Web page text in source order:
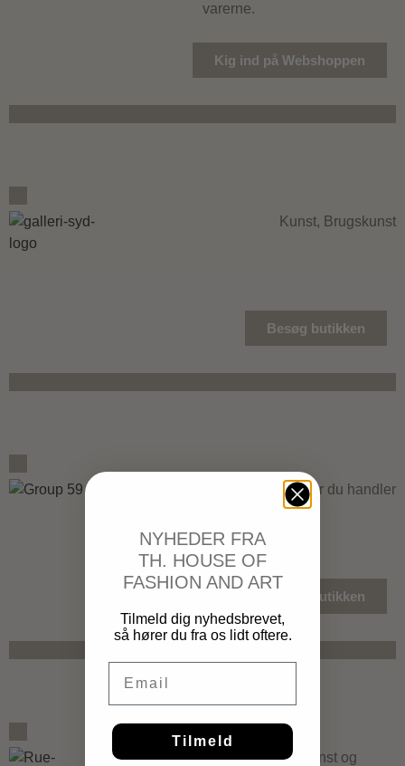
varerne.
Kig ind på Webshoppen
Kunst, Brugskunst
Besøg butikken
Oplevelser når du handler
Besøg butikken
Dametøj, Brugskunst og
NYHEDER FRA
TH. HOUSE OF
FASHION AND ART
Tilmeld dig nyhedsbrevet,
så hører du fra os lidt oftere.
Tilmeld